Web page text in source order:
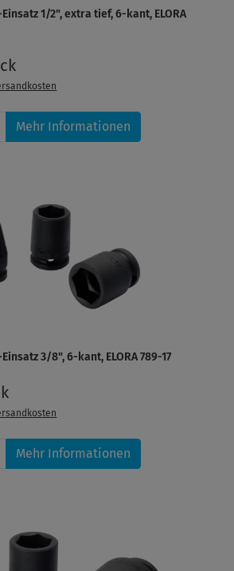
1/2", extra tief, 6-kant, ELORA
Mehr Informationen
3/8", 6-kant, ELORA 789-17
Mehr Informationen